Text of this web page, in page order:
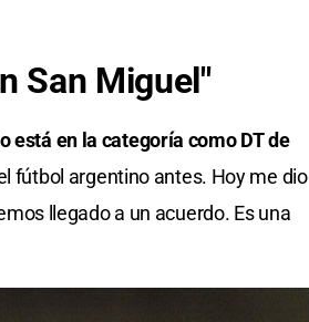
San Miguel"
está en la categoría como DT de
fútbol argentino antes. Hoy me dio
llegado a un acuerdo. Es una